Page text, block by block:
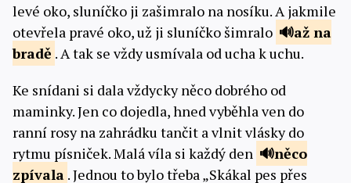
levé oko, sluníčko ji zašimralo na nosíku. A jakmile
otevřela pravé oko, už ji sluníčko šimralo
až na
bradě . A tak se vždy usmívala od ucha k uchu.
Ke snídani si dala vždycky něco dobrého od
maminky. Jen co dojedla, hned vyběhla ven do
ranní rosy na zahrádku tančit a vlnit vlásky do
rytmu písniček. Malá víla si každý den
něco
zpívala . Jednou to bylo třeba „Skákal pes přes